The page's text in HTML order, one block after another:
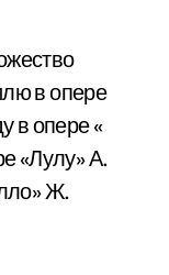
в опере
в опере «
«Лулу» А.
Ж.